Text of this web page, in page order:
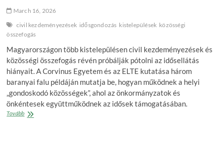
March 16, 2026
civil kezdeményezések idősgondozás kistelepülések közösségi
összefogás
Magyarországon több kistelepülésen civil kezdeményezések és
közösségi összefogás révén próbálják pótolni az idősellátás
hiányait. A Corvinus Egyetem és az ELTE kutatása három
baranyai falu példáján mutatja be, hogyan működnek a helyi
„gondoskodó közösségek”, ahol az önkormányzatok és
önkéntesek együttműködnek az idősek támogatásában.
TovábbFalusi